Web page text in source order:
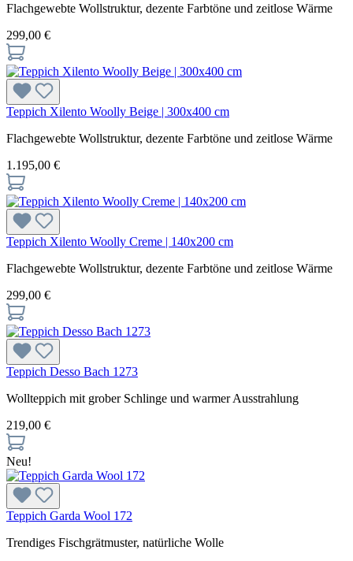
Flachgewebte Wollstruktur, dezente Farbtöne und zeitlose Wärme
299,00 €
Teppich Xilento Woolly Beige | 300x400 cm
Flachgewebte Wollstruktur, dezente Farbtöne und zeitlose Wärme
1.195,00 €
Teppich Xilento Woolly Creme | 140x200 cm
Flachgewebte Wollstruktur, dezente Farbtöne und zeitlose Wärme
299,00 €
Teppich Desso Bach 1273
Wollteppich mit grober Schlinge und warmer Ausstrahlung
219,00 €
Neu!
Teppich Garda Wool 172
Trendiges Fischgrätmuster, natürliche Wolle